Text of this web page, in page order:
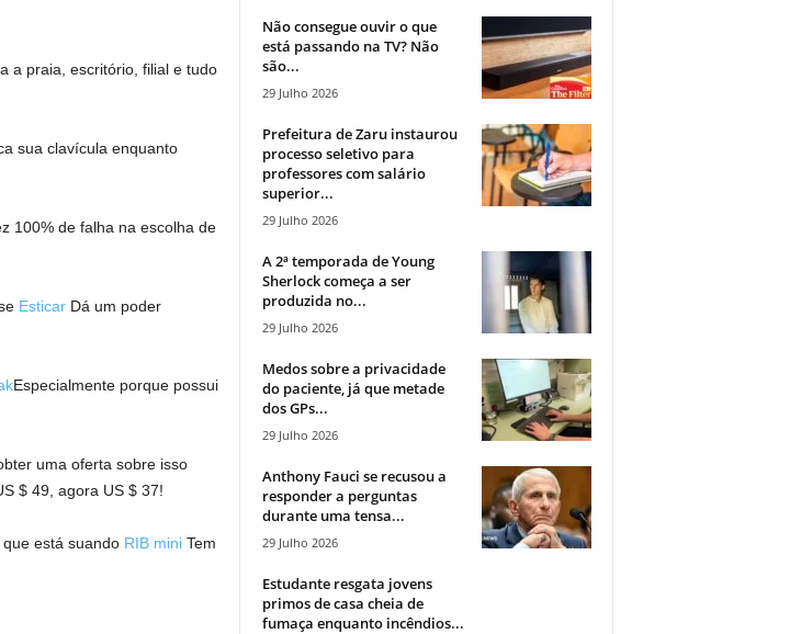
a praia, escritório, filial e tudo
sua clavícula enquanto
100% de falha na escolha de
EsticarDá um poder
Especialmente porque possui
uma oferta sobre isso
$ 49, agora US $ 37!
está suando RIB miniTem
Não consegue ouvir o que
está passando na TV? Não
são...
29 Julho 2026
Prefeitura de Zaru instaurou
processo seletivo para
professores com salário
superior...
29 Julho 2026
A 2ª temporada de Young
Sherlock começa a ser
produzida no...
29 Julho 2026
Medos sobre a privacidade
do paciente, já que metade
dos GPs...
29 Julho 2026
Anthony Fauci se recusou a
responder a perguntas
durante uma tensa...
29 Julho 2026
Estudante resgata jovens
primos de casa cheia de
fumaça enquanto incêndios...